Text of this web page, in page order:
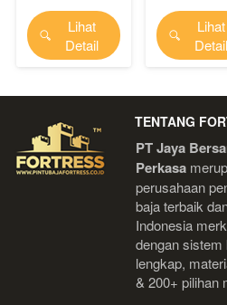
`
Lihat
Detail
`
Lihat
Detail
TENTANG
PT Jaya
Perkasa
perusahaan
baja terbaik
Indonesia
dengan
lengkap,
& 200+ pilihan